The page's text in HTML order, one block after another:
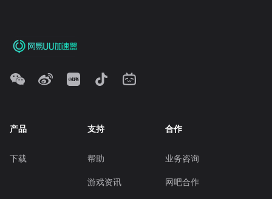
产品
下载
支持
帮助
游戏资讯
合作
业务咨询
网吧合作